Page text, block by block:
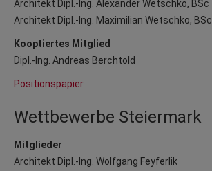
Architekt Dipl.-Ing. Alexander Wetschko, BSc
Architekt Dipl.-Ing. Maximilian Wetschko, BSc
Kooptiertes Mitglied
Dipl.-Ing. Andreas Berchtold
Positionspapier
Wettbewerbe Steiermark
Mitglieder
Architekt Dipl.-Ing. Wolfgang Feyferlik